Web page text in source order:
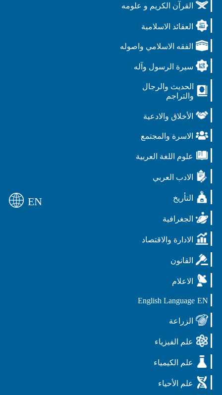
القرآن الكريم و علومه
العقائد الاسلامية
الفقه الاسلامي واصوله
سيرة الرسول وآله
الحديث والرجال
والتراجم
الأخلاق والادعية
الاسرة والمجتمع
علوم اللغة العربية
الادب العربي
التأريخ
الجغرافية
الادارة والاقتصاد
القانون
الاعلام
EN
English Language
الزراعة
علم الفيزياء
علم الكيمياء
علم الأحياء
EN